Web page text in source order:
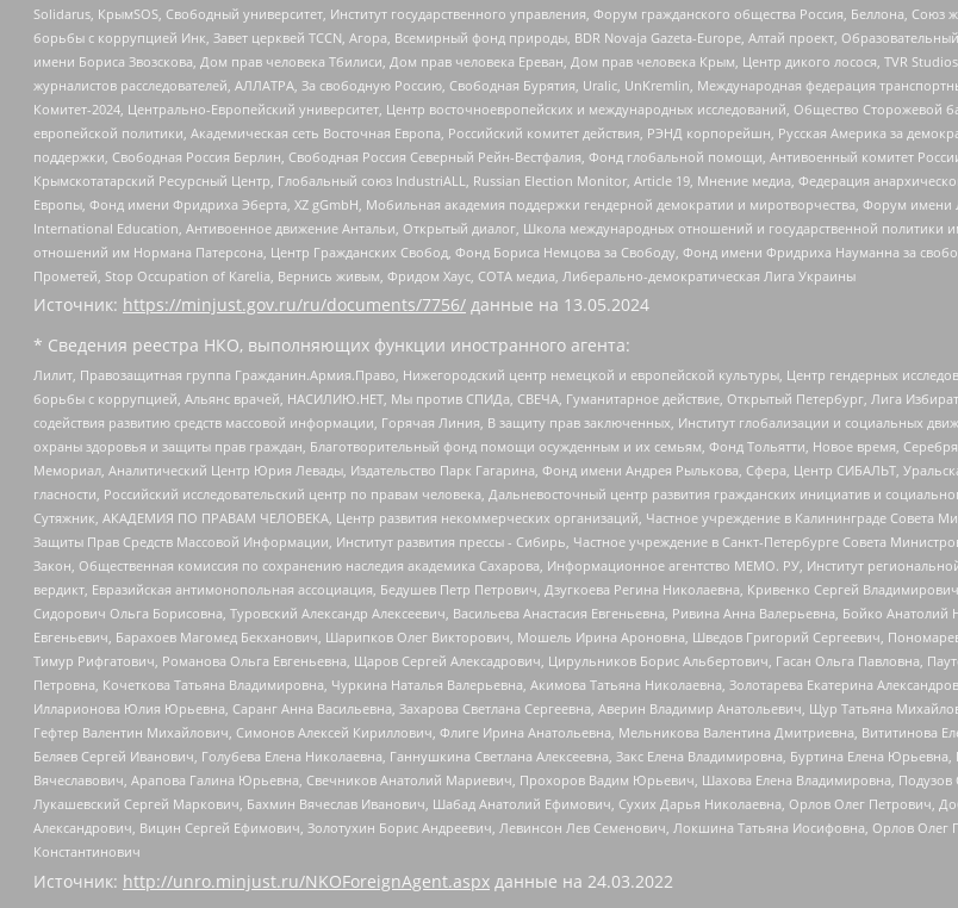
Solidarus, КрымSOS, Свободный университет, Институт государственного управления, Форум гражданского общества Россия, Беллона,
борьбы с коррупцией Инк, Завет церквей TCCN, Агора, Всемирный фонд природы, BDR Novaja Gazeta-Europe, Алтай проект,
имени Бориса Звозскова, Дом прав человека Тбилиси, Дом прав человека Ереван, Дом прав человека Крым, Центр дикого лосося, TVR
журналистов расследователей, АЛЛАТРА, За свободную Россию, Свободная Бурятия, Uralic, UnKremlin, Международная федерация
Комитет-2024, Центрально-Европейский университет, Центр восточноевропейских и международных исследований, Общество Сторожевой
европейской политики, Академическая сеть Восточная Европа, Российский комитет действия, РЭНД корпорейшн, Русская Америка за
поддержки, Свободная Россия Берлин, Свободная Россия Северный Рейн-Вестфалия, Фонд глобальной помощи, Антивоенный комитет
Крымскотатарский Ресурсный Центр, Глобальный союз IndustriALL, Russian Election Monitor, Article 19, Мнение медиа, Федерация
Европы, Фонд имени Фридриха Эберта, XZ gGmbH, Мобильная академия поддержки гендерной демократии и миротворчества, Форум
International Education, Антивоенное движение Антальи, Открытый диалог, Школа международных отношений и государственной политики
отношений им Нормана Патерсона, Центр Гражданских Свобод, Фонд Бориса Немцова за Свободу, Фонд имени Фридриха Науманна за
Прометей, Stop Occupation of Karelia, Вернись живым, Фридом Хаус, СОТА медиа, Либерально-демократическая Лига Украины
Источник: https://minjust.gov.ru/ru/documents/7756/ данные на 13.05.2024
* Сведения реестра НКО, выполняющих функции иностранного агента:
Лилит, Правозащитная группа Гражданин.Армия.Право, Нижегородский центр немецкой и европейской культуры, Центр гендерных
борьбы с коррупцией, Альянс врачей, НАСИЛИЮ.НЕТ, Мы против СПИДа, СВЕЧА, Гуманитарное действие, Открытый Петербург, Лига
содействия развитию средств массовой информации, Горячая Линия, В защиту прав заключенных, Институт глобализации и социальных
охраны здоровья и защиты прав граждан, Благотворительный фонд помощи осужденным и их семьям, Фонд Тольятти, Новое время,
Мемориал, Аналитический Центр Юрия Левады, Издательство Парк Гагарина, Фонд имени Андрея Рылькова, Сфера, Центр СИБАЛЬТ,
гласности, Российский исследовательский центр по правам человека, Дальневосточный центр развития гражданских инициатив и
Сутяжник, АКАДЕМИЯ ПО ПРАВАМ ЧЕЛОВЕКА, Центр развития некоммерческих организаций, Частное учреждение в Калининграде Совета
Защиты Прав Средств Массовой Информации, Институт развития прессы - Сибирь, Частное учреждение в Санкт-Петербурге Совета
Закон, Общественная комиссия по сохранению наследия академика Сахарова, Информационное агентство МЕМО. РУ, Институт
вердикт, Евразийская антимонопольная ассоциация, Бедушев Петр Петрович, Дзугкоева Регина Николаевна, Кривенко Сергей
Сидорович Ольга Борисовна, Туровский Александр Алексеевич, Васильева Анастасия Евгеньевна, Ривина Анна Валерьевна, Бойко
Евгеньевич, Барахоев Магомед Бекханович, Шарипков Олег Викторович, Мошель Ирина Ароновна, Шведов Григорий Сергеевич,
Тимур Рифгатович, Романова Ольга Евгеньевна, Щаров Сергей Алексадрович, Цирульников Борис Альбертович, Гасан Ольга Павловна,
Петровна, Кочеткова Татьяна Владимировна, Чуркина Наталья Валерьевна, Акимова Татьяна Николаевна, Золотарева Екатерина
Илларионова Юлия Юрьевна, Саранг Анна Васильевна, Захарова Светлана Сергеевна, Аверин Владимир Анатольевич, Щур Татьяна
Гефтер Валентин Михайлович, Симонов Алексей Кириллович, Флиге Ирина Анатольевна, Мельникова Валентина Дмитриевна, Вититинова
Беляев Сергей Иванович, Голубева Елена Николаевна, Ганнушкина Светлана Алексеевна, Закс Елена Владимировна, Буртина Елена
Вячеславович, Арапова Галина Юрьевна, Свечников Анатолий Мариевич, Прохоров Вадим Юрьевич, Шахова Елена Владимировна,
Лукашевский Сергей Маркович, Бахмин Вячеслав Иванович, Шабад Анатолий Ефимович, Сухих Дарья Николаевна, Орлов Олег Петрович,
Александрович, Вицин Сергей Ефимович, Золотухин Борис Андреевич, Левинсон Лев Семенович, Локшина Татьяна Иосифовна, Орлов
Константинович
Источник: http://unro.minjust.ru/NKOForeignAgent.aspx данные на 24.03.2022